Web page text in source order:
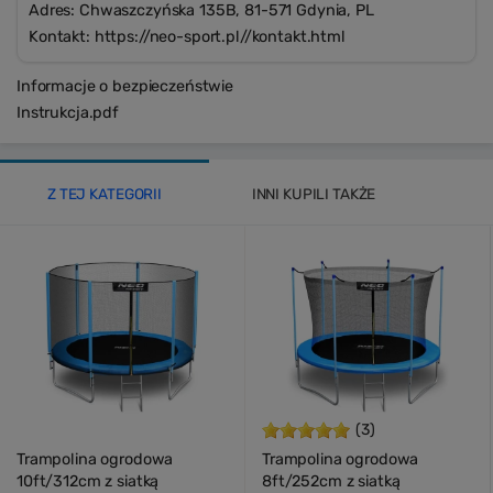
Adres: Chwaszczyńska 135B, 81-571 Gdynia, PL
Kontakt: https://neo-sport.pl//kontakt.html
Informacje o bezpieczeństwie
Instrukcja.pdf
Z TEJ KATEGORII INNI KUPILI TAKŻE
Trampolina ogrodowa
10ft/312cm z siatką
(3)
Trampolina ogrodowa
8ft/252cm z siatką